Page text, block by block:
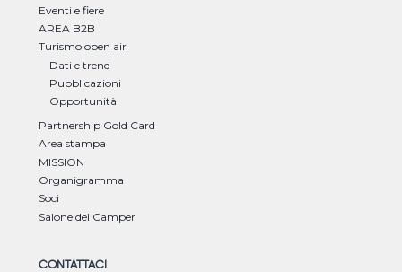
Eventi e fiere
AREA B2B
Turismo open air
Dati e trend
Pubblicazioni
Opportunità
Partnership Gold Card
Area stampa
MISSION
Organigramma
Soci
Salone del Camper
CONTATTACI